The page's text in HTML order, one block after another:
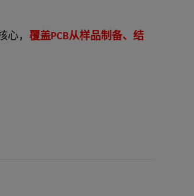
心， 覆盖PCB从样品制备、结